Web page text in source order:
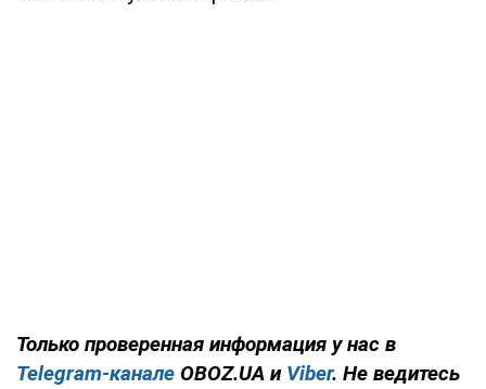
Только проверенная информация у нас в
Telegram-канале OBOZ.UA и Viber. Не ведитесь